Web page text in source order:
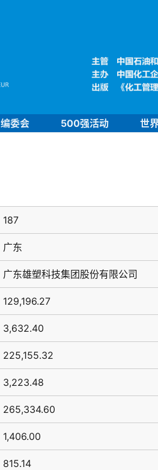
编委会 500强活动 世
187
广东
广东雄塑科技集团股份有限公司
129,196.27
3,632.40
225,155.32
3,223.48
265,334.60
1,406.00
815.14